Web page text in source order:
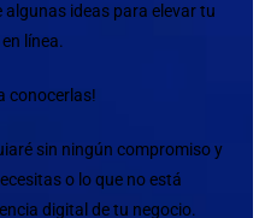
algunas ideas para elevar tu
línea.
conocerlas!
sin ningún compromiso y
o lo que no está
digital de tu negocio.